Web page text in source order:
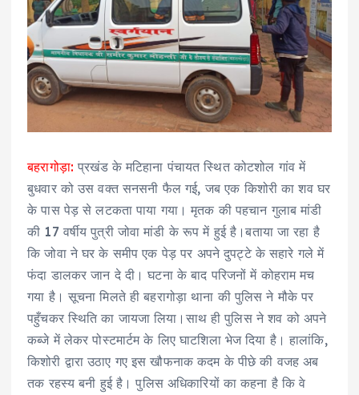
बहरागोड़ा: प्रखंड के मटिहाना पंचायत स्थित कोटशोल गांव में
बुधवार को उस वक्त सनसनी फैल गई, जब एक किशोरी का शव घर
के पास पेड़ से लटकता पाया गया। मृतक की पहचान गुलाब मांडी
की 17 वर्षीय पुत्री जोवा मांडी के रूप में हुई है।बताया जा रहा है
कि जोवा ने घर के समीप एक पेड़ पर अपने दुपट्टे के सहारे गले में
फंदा डालकर जान दे दी। घटना के बाद परिजनों में कोहराम मच
गया है। सूचना मिलते ही बहरागोड़ा थाना की पुलिस ने मौके पर
पहुँचकर स्थिति का जायजा लिया।साथ ही पुलिस ने शव को अपने
कब्जे में लेकर पोस्टमार्टम के लिए घाटशिला भेज दिया है। हालांकि,
किशोरी द्वारा उठाए गए इस खौफनाक कदम के पीछे की वजह अब
तक रहस्य बनी हुई है। पुलिस अधिकारियों का कहना है कि वे